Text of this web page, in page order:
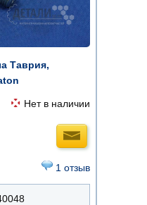
Таврия,
Нет в наличии
1 отзыв